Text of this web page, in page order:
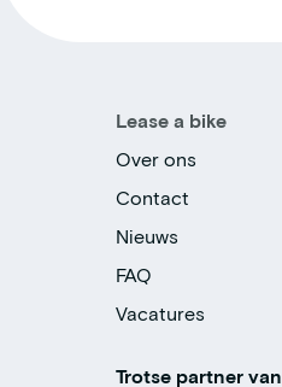
Lease a bike
Over ons
Contact
Nieuws
FAQ
Vacatures
Trotse partner van